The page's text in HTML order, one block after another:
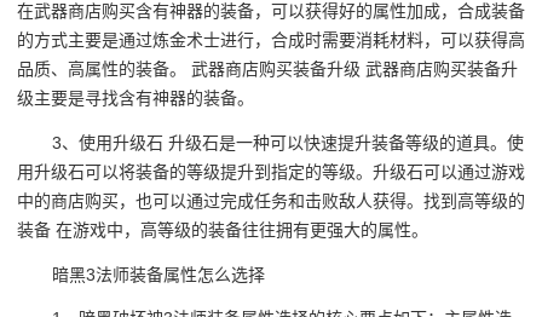
在武器商店购买含有神器的装备，可以获得好的属性加成，合成装备
的方式主要是通过炼金术士进行，合成时需要消耗材料，可以获得高
品质、高属性的装备。 武器商店购买装备升级 武器商店购买装备升
级主要是寻找含有神器的装备。
3、使用升级石 升级石是一种可以快速提升装备等级的道具。使
用升级石可以将装备的等级提升到指定的等级。升级石可以通过游戏
中的商店购买，也可以通过完成任务和击败敌人获得。找到高等级的
装备 在游戏中，高等级的装备往往拥有更强大的属性。
暗黑3法师装备属性怎么选择